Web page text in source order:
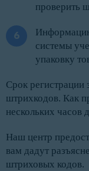
проверить
системы
упаковку
Срок регистрации
штрихкодов. Как
нескольких часов
Наш центр
вам дадут
штриховых кодов.